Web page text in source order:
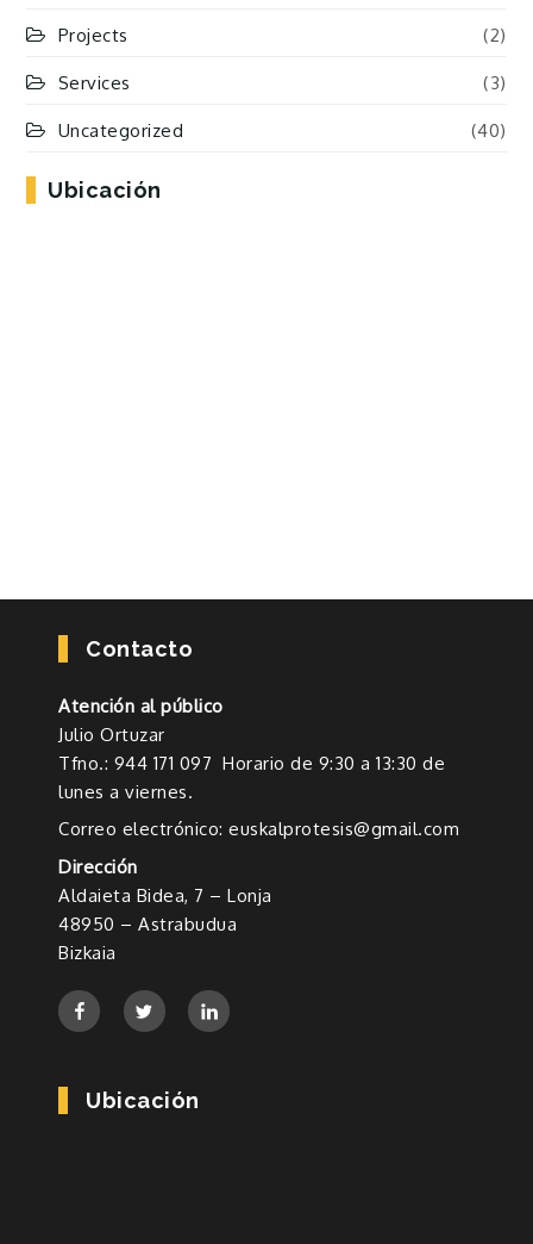
Projects (2)
Services (3)
Uncategorized (40)
Ubicación
Contacto
Atención al público
Julio Ortuzar
Tfno.: 944 171 097 Horario de 9:30 a 13:30 de
lunes a viernes.
Correo electrónico: euskalprotesis@gmail.com
Dirección
Aldaieta Bidea, 7 – Lonja
48950 – Astrabudua
Bizkaia
Ubicación